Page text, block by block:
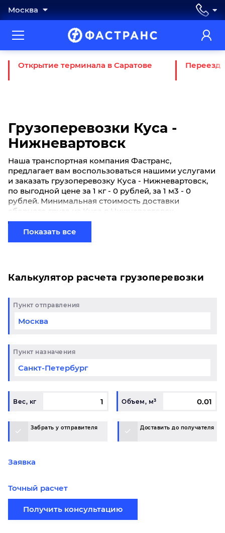
Москва
Открытие терминала в Саратове Переезд
Грузоперевозки Куса -
Нижневартовск
Наша транспортная компания Фастранс,
предлагает вам воспользоваться нашими услугами
и заказать грузоперевозку Куса - Нижневартовск,
по выгодной цене за 1 кг - 0 рублей, за 1 м3 - 0
рублей. Минимальная стоимость доставки
сборного груза из Куса в Нижневартовск
начинается от 0 рублей. Если вы хотите отправить
свой груз сборной партией по готовому маршруту
в Нижневартовск и у вас возникли вопросы,
Показать все
Калькулятор расчета грузоперевозки
Пункт отправления
Пункт назначения
Вес, кг Объем, м³
Забрать у отправителя Доставить до получателя
Заявка
Точный расчет
Получить консультацию